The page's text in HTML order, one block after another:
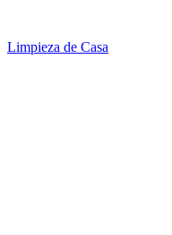
Limpieza de Casa